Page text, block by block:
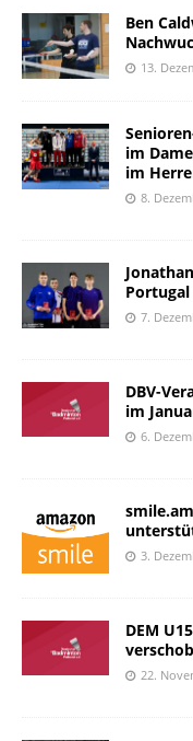
Ben
13.
im
im
8.
7.
DBV-
im
6.
3.
DEM
22.